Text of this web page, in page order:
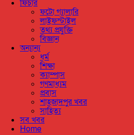
ফিচার
ফটো গ্যালারি
লাইফস্টাইল
তথ্য প্রযুক্তি
বিজ্ঞান
অন্যান্য
ধর্ম
শিক্ষা
ক্যাম্পাস
গণমাধ্যম
প্রবাস
শাহজাদপুর খবর
সাহিত্য
সব খবর
Home